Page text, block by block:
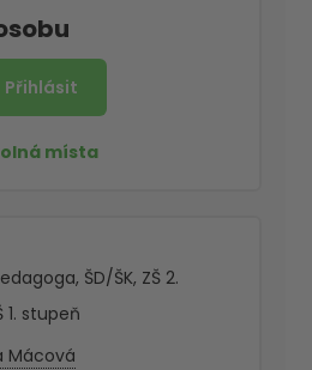
, ŠD/ŠK, ZŠ 2.
1. stupeň
Mácová